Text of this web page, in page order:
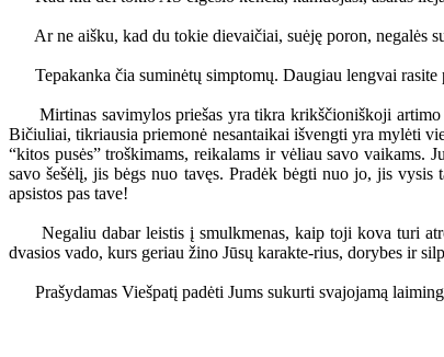
Ar ne aišku, kad du tokie dievaičiai, suėję poron, negalės
Tepakanka čia suminėtų simptomų. Daugiau lengvai rasite
Mirtinas savimylos priešas yra tikra krikščioniškoji artimo
Bičiuliai, tikriausia priemonė nesantaikai išvengti yra mylėti
“kitos pusės” troškimams, reikalams ir vėliau savo vaikams.
savo šešėlį, jis bėgs nuo tavęs. Pradėk bėgti nuo jo, jis
apsistos pas tave!
Negaliu dabar leistis į smulkmenas, kaip toji kova turi
dvasios vado, kurs geriau žino Jūsų karakte-rius, dorybes ir
Prašydamas Viešpatį padėti Jums sukurti svajojamą